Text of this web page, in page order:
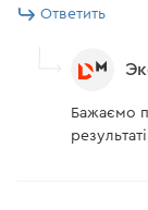
Ответить
Бажаємо